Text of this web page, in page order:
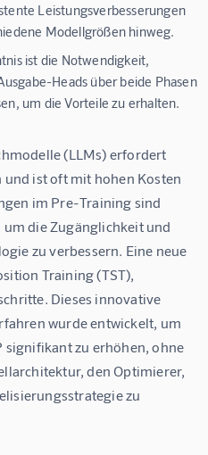
Leistungsverbesserungen
Modellgrößen hinweg.
ist die Notwendigkeit,
Heads über beide Phasen
um die Vorteile zu erhalten.
(LLMs) erfordert
ist oft mit hohen Kosten
im Pre-Training sind
die Zugänglichkeit und
zu verbessern. Eine neue
Training (TST),
Dieses innovative
wurde entwickelt, um
signifikant zu erhöhen, ohne
den Optimierer,
zu